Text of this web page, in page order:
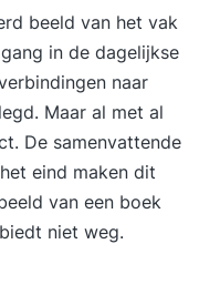
beeld van het vak
in de dagelijkse
naar
Maar al met al
De samenvattende
eind maken dit
van een boek
niet weg.